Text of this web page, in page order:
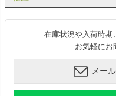
在庫状況や入荷時期
お気軽にお
メー